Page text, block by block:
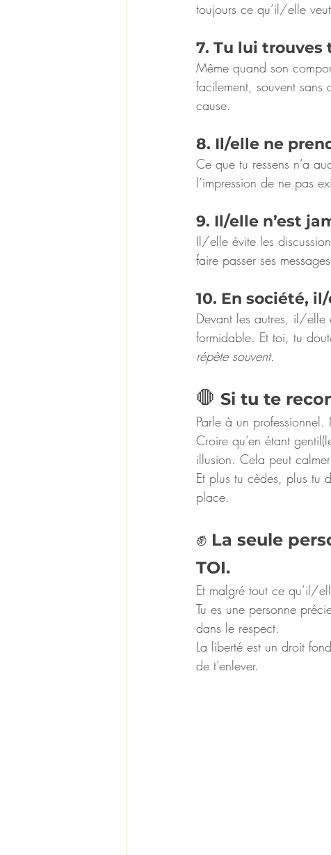
toujours ce qu’il/elle
7. Tu lui trouves
Même quand son
facilement, souvent
cause.
8. Il/elle ne
Ce que tu ressens n’a
l’impression de ne pas
9. Il/elle n’est
Il/elle évite les
faire passer ses
10. En société,
Devant les autres, il/elle
formidable. Et toi, tu
répète souvent.
🛑 Si tu te
Parle à un professionnel.
Croire qu’en étant
illusion. Cela peut
Et plus tu cèdes, plus tu
place.
✊ La seule
TOI.
Et malgré tout ce qu’il/
Tu es une personne
dans le respect.
La liberté est un droit
de t’enlever.